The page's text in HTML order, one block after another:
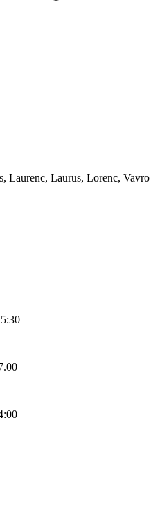
Laurenc, Laurus, Lorenc, Vavro